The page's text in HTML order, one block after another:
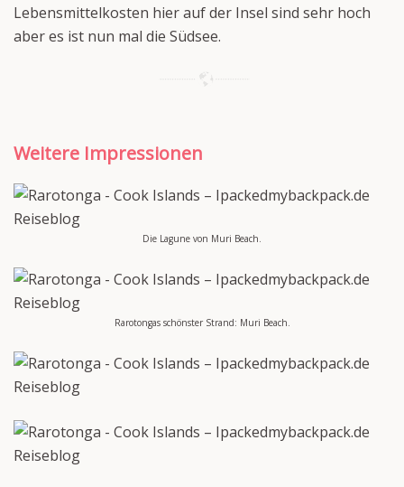
Lebensmittelkosten hier auf der Insel sind sehr hoch
aber es ist nun mal die Südsee.
Weitere Impressionen
Die Lagune von Muri Beach.
Rarotongas schönster Strand: Muri Beach.